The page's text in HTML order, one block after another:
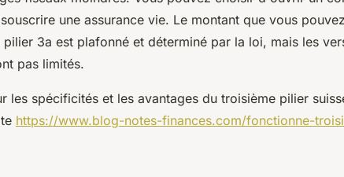
une assurance vie. Le montant que vous
pilier 3a est plafonné et déterminé par la loi, mais les
pas limités.
les spécificités et les avantages du troisième pilier
https://www.blog-notes-finances.com/fonctionne-